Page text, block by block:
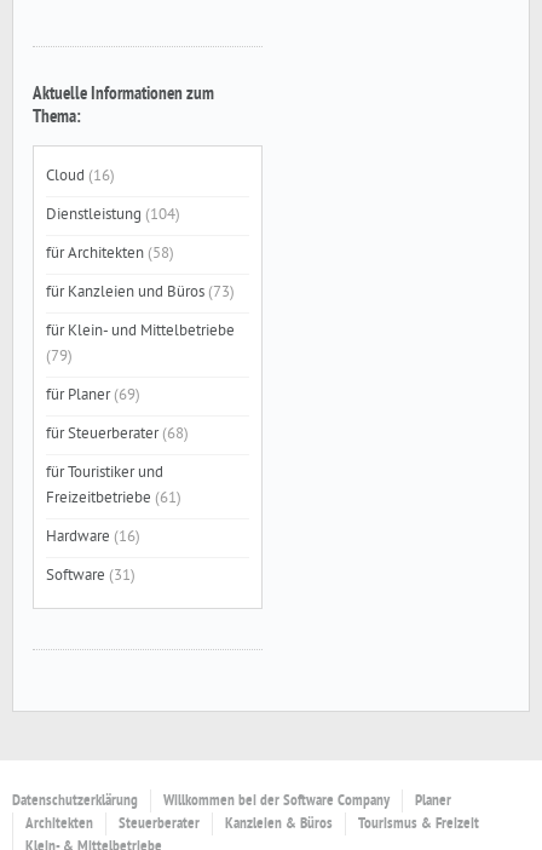
Aktuelle Informationen zum
Thema:
Cloud (16)
Dienstleistung (104)
für Architekten(58)
für Kanzleien und Büros(73)
für Klein- und Mittelbetriebe
(79)
für Planer(69)
für Steuerberater(68)
für Touristiker und
Freizeitbetriebe (61)
Hardware (16)
Software (31)
Datenschutzerklärung Willkommen bei der Software Company
Planer
Architekten
Steuerberater Kanzleien & Büros
Tourismus & Freizeit